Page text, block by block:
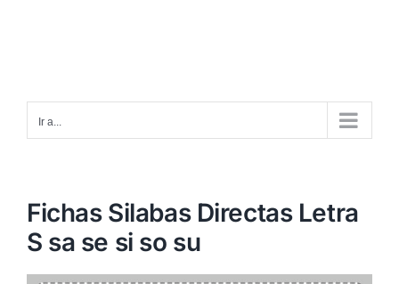
Ir a...
Fichas Silabas Directas Letra
S sa se si so su